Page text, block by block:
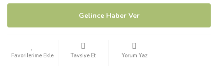
Gelince Haber Ver
Tavsiye Et Yorum Yaz